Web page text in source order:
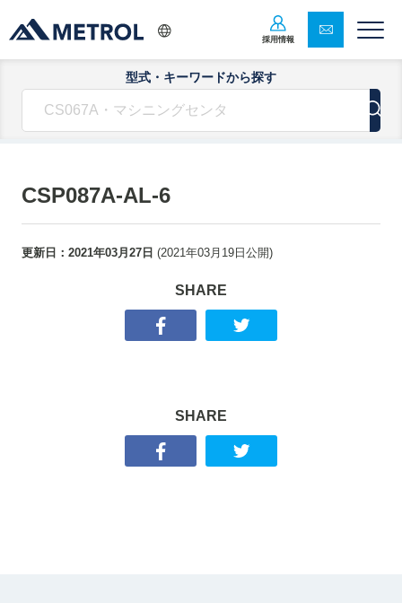
採用情報
型式・キーワードから探す
CSP087A-AL-6
更新日： 2021年03月27日 (2021年03月19日 公開)
SHARE
SHARE